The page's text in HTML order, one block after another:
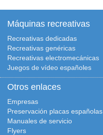
Máquinas recreativas
Recreativas dedicadas
Recreativas genéricas
Recreativas electromecánicas
Juegos de vídeo españoles
Otros enlaces
Empresas
Preservación placas españolas
Manuales de servicio
Flyers